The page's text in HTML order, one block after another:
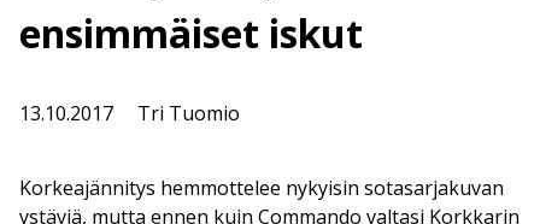
ensimmäiset iskut
13.10.2017 Tri Tuomio
Korkeajännitys hemmottelee nykyisin sotasarjakuvan
ystäviä, mutta ennen kuin Commando valtasi Korkkarin